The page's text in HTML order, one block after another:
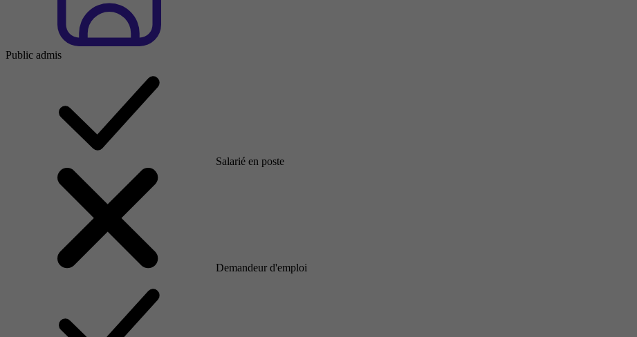
Public admis
Salarié en poste
Demandeur d'emploi